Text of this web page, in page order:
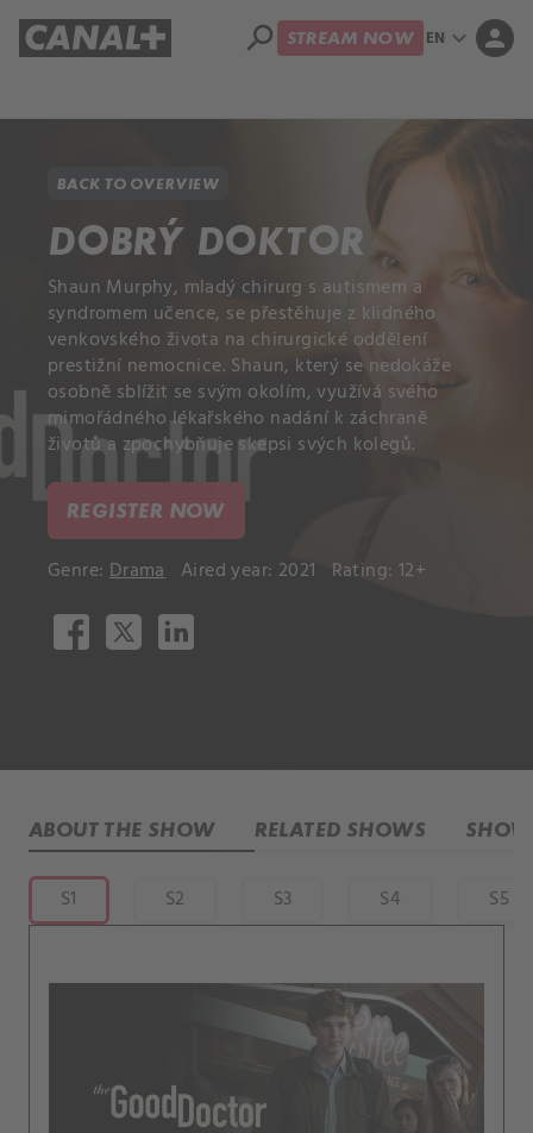
search STREAM NOW EN expand_more person
BACK TO OVERVIEW
DOBRÝ DOKTOR
Shaun Murphy, mladý chirurg s autismem a
syndromem učence, se přestěhuje z klidného
venkovského života na chirurgické oddělení
prestižní nemocnice. Shaun, který se nedokáže
osobně sblížit se svým okolím, využívá svého
mimořádného lékařského nadání k záchraně
životů a zpochybňuje skepsi svých kolegů.
REGISTER NOW
Genre: Drama Aired year: 2021 Rating: 12+
ABOUT THE SHOW RELATED SHOWS
S1 S2 S3 S4 S5